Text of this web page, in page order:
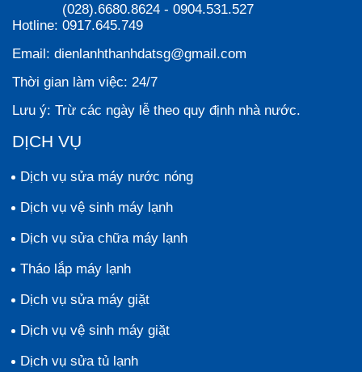
Hotline:
(028).6680.8624 - 0904.531.527
0917.645.749
Email: dienlanhthanhdatsg@gmail.com
Thời gian làm việc: 24/7
Lưu ý: Trừ các ngày lễ theo quy định nhà nước.
DỊCH VỤ
Dịch vụ sửa máy nước nóng
Dịch vụ vệ sinh máy lạnh
Dịch vụ sửa chữa máy lạnh
Tháo lắp máy lạnh
Dịch vụ sửa máy giặt
Dịch vụ vệ sinh máy giặt
Dịch vụ sửa tủ lạnh